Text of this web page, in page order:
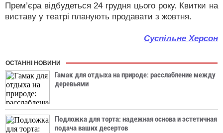
Прем’єра відбудеться 24 грудня цього року. Квитки на
виставу у театрі планують продавати з жовтня.
Суспільне Херсон
ОСТАННІ НОВИНИ
Гамак для отдыха на природе: расслабление между
деревьями
Подложка для торта: надежная основа и эстетичная
подача ваших десертов